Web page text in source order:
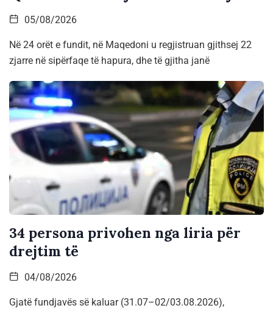
05/08/2026
Në 24 orët e fundit, në Maqedoni u regjistruan gjithsej 22
zjarre në sipërfaqe të hapura, dhe të gjitha janë
34 persona privohen nga liria për
drejtim të
04/08/2026
Gjatë fundjavës së kaluar (31.07–02/03.08.2026),